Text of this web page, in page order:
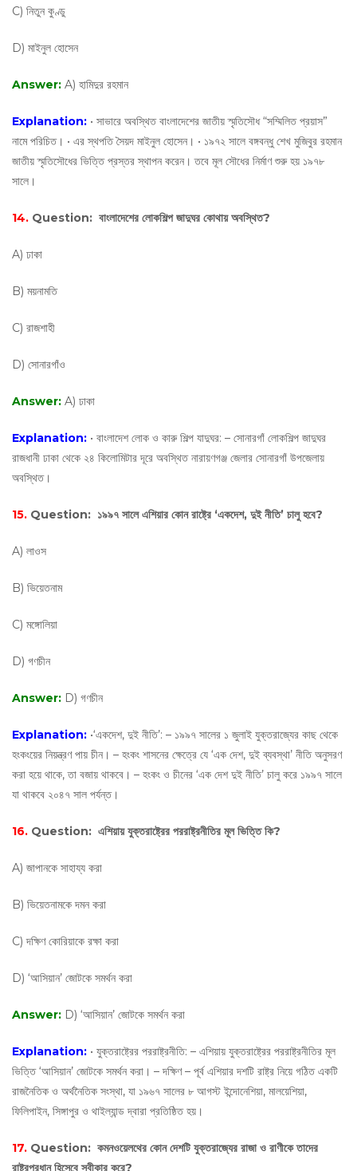
C) নিতুন কুণ্ডু
D) মাইনুল হোসেন
Answer: A) হামিদুর রহমান
Explanation: • সাভারে অবস্থিত বাংলাদেশের জাতীয় স্মৃতিসৌধ “সম্মিলিত প্রয়াস”
নামে পরিচিত। • এর স্থপতি সৈয়দ মাইনুল হোসেন। • ১৯৭২ সালে বঙ্গবন্ধু শেখ মুজিবুর রহমান
জাতীয় স্মৃতিসৌধের ভিত্তি প্রস্তর স্থাপন করেন। তবে মূল সৌধের নির্মাণ শুরু হয় ১৯৭৮
সালে।
14. Question: বাংলাদেশের লোকশিল্প জাদুঘর কোথায় অবস্থিত?
A) ঢাকা
B) ময়নামতি
C) রাজশাহী
D) সোনারগাঁও
Answer: A) ঢাকা
Explanation: • বাংলাদেশ লোক ও কারু শিল্প যাদুঘর: – সোনারগাঁ লোকশিল্প জাদুঘর
রাজধানী ঢাকা থেকে ২৪ কিলোমিটার দূরে অবস্থিত নারায়ণগঞ্জ জেলার সোনারগাঁ উপজেলায়
অবস্থিত।
15. Question: ১৯৯৭ সালে এশিয়ার কোন রাষ্ট্রে ‘একদেশ, দুই নীতি’ চালু হবে?
A) লাওস
B) ভিয়েতনাম
C) মঙ্গোলিয়া
D) গণচীন
Answer: D) গণচীন
Explanation: •‘একদেশ, দুই নীতি’: – ১৯৯৭ সালের ১ জুলাই যুক্তরাজ্যের কাছ থেকে
হংকংয়ের নিয়ন্ত্রণ পায় চীন। – হংকং শাসনের ক্ষেত্রে যে ‘এক দেশ, দুই ব্যবস্থা’ নীতি অনুসরণ
করা হয়ে থাকে, তা বজায় থাকবে। – হংকং ও চীনের ‘এক দেশ দুই নীতি’ চালু করে ১৯৯৭ সালে
যা থাকবে ২০৪৭ সাল পর্যন্ত।
16. Question: এশিয়ায় যুক্তরাষ্ট্রের পররাষ্ট্রনীতির মূল ভিত্তি কি?
A) জাপানকে সাহায্য করা
B) ভিয়েতনামকে দমন করা
C) দক্ষিণ কোরিয়াকে রক্ষা করা
D) ‘আসিয়ান’ জোটকে সমর্থন করা
Answer: D) ‘আসিয়ান’ জোটকে সমর্থন করা
Explanation: • যুক্তরাষ্ট্রের পররাষ্ট্রনীতি: – এশিয়ায় যুক্তরাষ্ট্রের পররাষ্ট্রনীতির মূল
ভিত্তি ‘আসিয়ান’ জোটকে সমর্থন করা। – দক্ষিণ – পূর্ব এশিয়ার দশটি রাষ্ট্র নিয়ে গঠিত একটি
রাজনৈতিক ও অর্থনৈতিক সংস্থা, যা ১৯৬৭ সালের ৮ আগস্ট ইন্দোনেশিয়া, মালয়েশিয়া,
ফিলিপাইন, সিঙ্গাপুর ও থাইল্যান্ড দ্বারা প্রতিষ্ঠিত হয়।
17. Question: কমনওয়েলথের কোন দেশটি যুক্তরাজ্যের রাজা ও রাণীকে তাদের
রাষ্ট্রপ্রধান হিসেবে স্বীকার করে?